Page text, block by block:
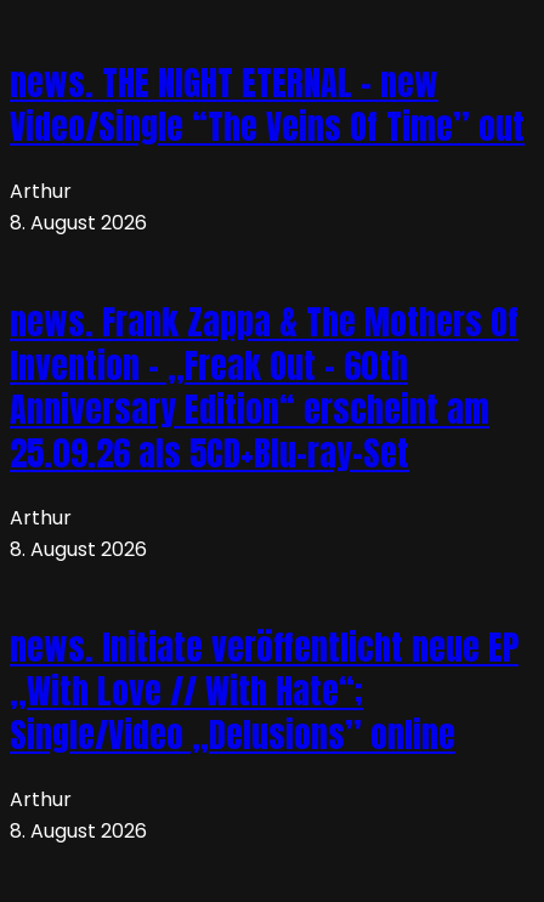
news. THE NIGHT ETERNAL – new
Video/Single “The Veins Of Time” out
Arthur
8. August 2026
news. Frank Zappa & The Mothers Of
Invention – „Freak Out – 60th
Anniversary Edition“ erscheint am
25.09.26 als 5CD+Blu-ray-Set
Arthur
8. August 2026
news. Initiate veröffentlicht neue EP
„With Love // With Hate“;
Single/Video „Delusions” online
Arthur
8. August 2026